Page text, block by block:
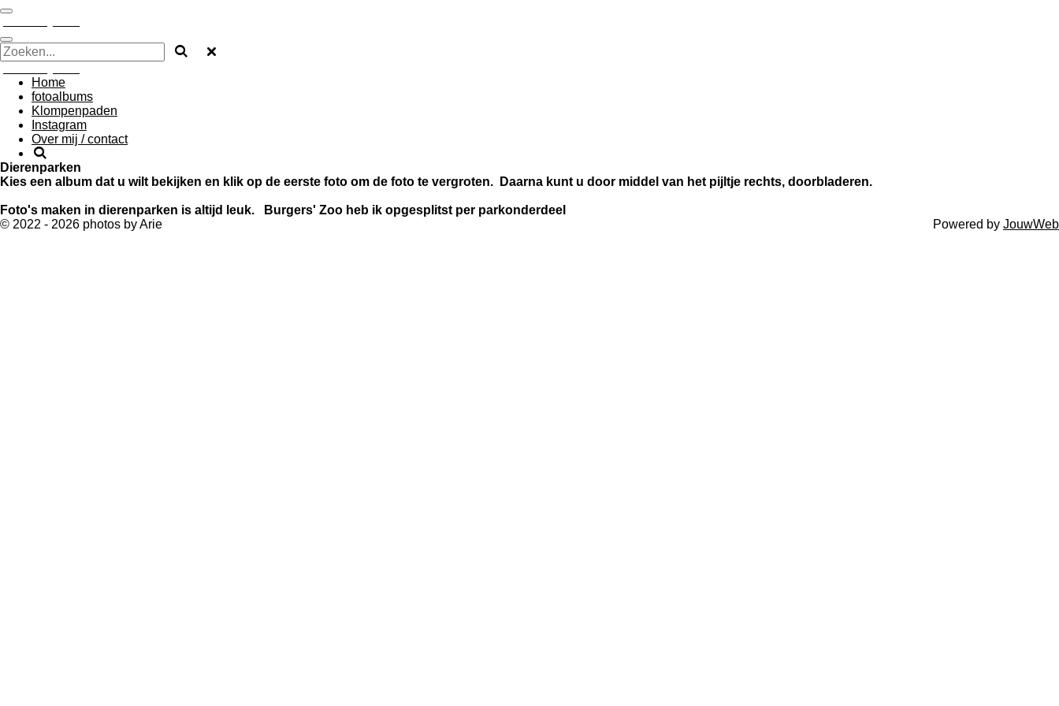
Ga
direct
naar
de
hoofdinhoud
Home
fotoalbums
Klompenpaden
Instagram
Over mij / contact
Dierenparken
Kies een album dat u wilt bekijken en klik op de eerste foto om de foto te vergroten. Daarna kunt u door middel van het pijltje rechts, doorbladeren.
Foto's maken in dierenparken is altijd leuk. Burgers' Zoo heb ik opgesplitst per parkonderdeel
© 2022 - 2026 photos by Arie
Powered by JouwWeb